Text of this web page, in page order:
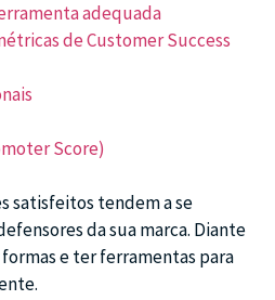
adequada
de Customer Success
Score)
satisfeitos tendem a se
da sua marca. Diante
e ter ferramentas para